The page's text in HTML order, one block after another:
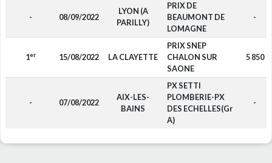
- 08/09/2022
LYON (A
PARILLY)
PRIX DE
BEAUMONT DE
LOMAGNE
-
1er 15/08/2022 LA CLAYETTE
PRIX SNEP
CHALON SUR
SAONE
5 850
- 07/08/2022
AIX-LES-
BAINS
PX SETTI
PLOMBERIE-PX
DES ECHELLES(Gr
A)
-